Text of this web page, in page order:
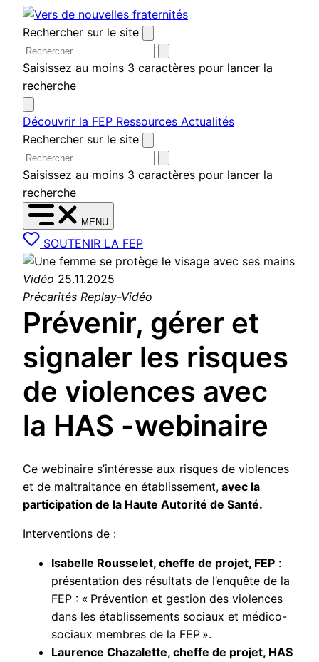
Aller
au
contenu
Rechercher sur le site
Saisissez au moins 3 caractères pour lancer la
recherche
Découvrir la FEP Ressources Actualités
Rechercher sur le site
Saisissez au moins 3 caractères pour lancer la
recherche
MENU
SOUTENIR LA FEP
Vidéo 25.11.2025
Précarités Replay-Vidéo
Prévenir, gérer et
signaler les risques
de violences avec
la HAS -webinaire
Ce webinaire s’intéresse aux risques de violences
et de maltraitance en établissement, avec la
participation de la Haute Autorité de Santé.
Interventions de :
Isabelle Rousselet, cheffe de projet, FEP :
présentation des résultats de l’enquête de la
FEP : « Prévention et gestion des violences
dans les établissements sociaux et médico-
sociaux membres de la FEP ».
Laurence Chazalette, cheffe de projet, HAS